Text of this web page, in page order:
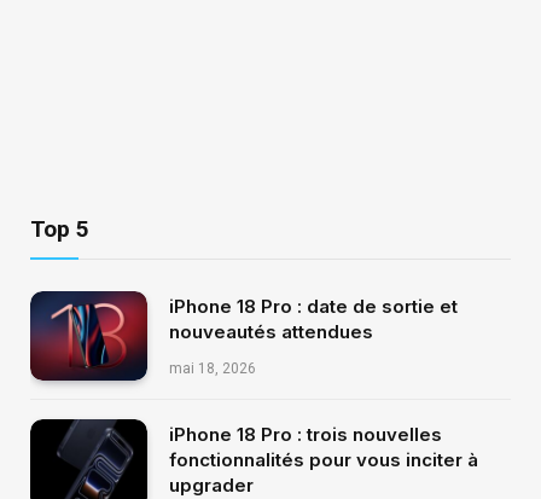
Top 5
iPhone 18 Pro : date de sortie et
nouveautés attendues
mai 18, 2026
iPhone 18 Pro : trois nouvelles
fonctionnalités pour vous inciter à
upgrader